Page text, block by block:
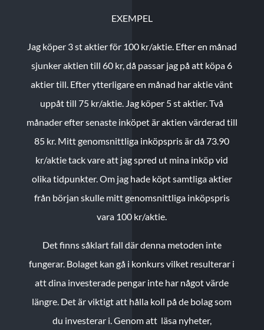
EXEMPEL
Jag köper 3 st aktier för 100 kr/aktie. Efter en månad
sjunker aktien till 60 kr, då passar jag på att köpa 6
aktier till. Efter ytterligare en månad har aktie vänt
uppåt till 75 kr/aktie. Jag köper 5 st aktier.Två
månader efter senaste inköpet är aktien värderad till
85 kr. Mitt genomsnittliga inköpspris är då 73.90
kr/aktie tack vare att jag spred ut mina inköp vid
olika tidpunkter. Om jag hade köpt samtliga aktier
från början skulle mitt genomsnittliga inköpspris
vara 100 kr/aktie.
Det finns såklart fall där denna metoden inte
fungerar. Bolaget kan gå i konkurs vilket resulterar i
att dina investerade pengar inte har något värde
längre. Det är viktigt att hålla koll på de bolag som
du investerar i. Genom att läsa nyheter,